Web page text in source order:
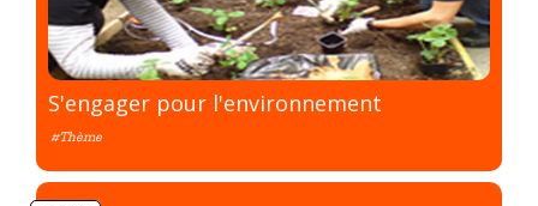
S'engager pour l'environnement
#Thème